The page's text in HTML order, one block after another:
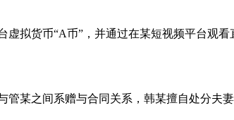
拟货币“A币”，并通过在某短视频平台观
某之间系赠与合同关系，韩某擅自处分夫